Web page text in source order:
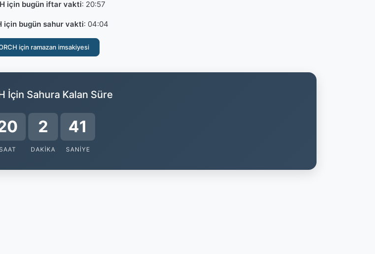
için bugün iftar vakti: 20:57
için bugün sahur vakti: 04:04
için ramazan imsakiyesi
İçin Sahura Kalan Süre
SAAT
2
DAKIKA
40
SANIYE